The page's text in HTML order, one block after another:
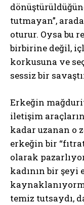
tutmayan”,
oturur. Oysa bu
birbirine değil,
korkusuna ve
sessiz bir
Erkeğin
iletişim
kadar uzanan o
erkeğin bir
olarak
kadının bir şeyi
temiz tutsaydı,